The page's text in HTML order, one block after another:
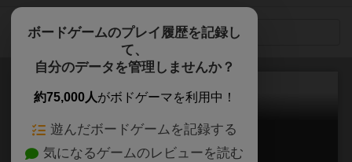
検索メニュー
シノミリア
συνομιλία
ボードゲームのプレイ履歴を記録し
て、
自分のデータを管理しませんか？
約75,000人がボドゲーマを利用中！
遊んだボードゲームを記録する
気になるゲームのレビューを読む